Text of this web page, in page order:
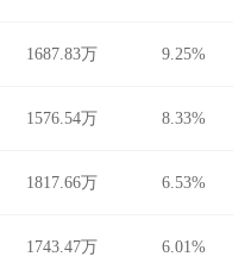
1687.83万 9.25%
1576.54万 8.33%
1817.66万 6.53%
1743.47万 6.01%